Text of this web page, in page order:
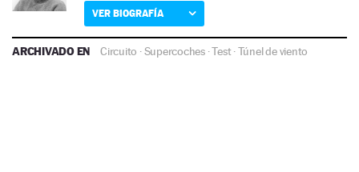
VER BIOGRAFÍA
ARCHIVADO EN Circuito ·Supercoches·Test·Túnel de viento